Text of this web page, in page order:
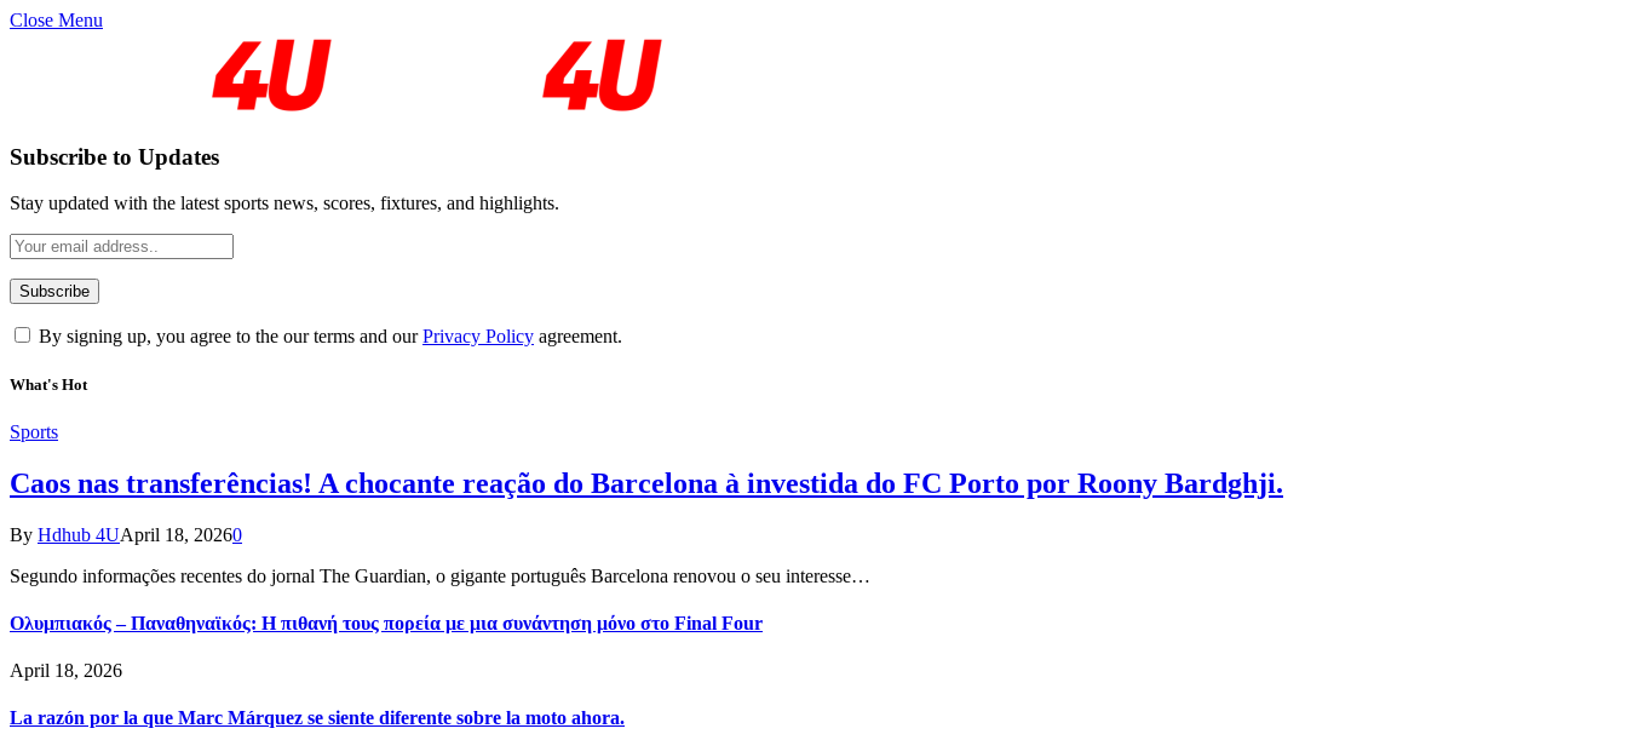
Close Menu
Subscribe to Updates
Stay updated with the latest sports news, scores, fixtures, and highlights.
By signing up, you agree to the our terms and ourPrivacy Policy agreement.
What's Hot
Sports
Caos nas transferências! A chocante reação do Barcelona à investida do FC Porto por Roony Bardghji.
By Hdhub 4UApril 18, 20260
Segundo informações recentes do jornal The Guardian, o gigante português Barcelona renovou o seu interesse…
Ολυμπιακός – Παναθηναϊκός: Η πιθανή τους πορεία με μια συνάντηση μόνο στο Final Four
April 18, 2026
La razón por la que Marc Márquez se siente diferente sobre la moto ahora.